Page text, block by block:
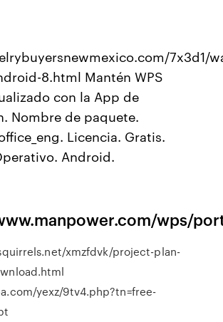
7x3d1/
8.html Mantén WPS
con la App de
Nombre de paquete.
Licencia. Gratis.
Android.
wps/
xmzfdvk/project-plan-
yexz/9tv4.php?tn=free-